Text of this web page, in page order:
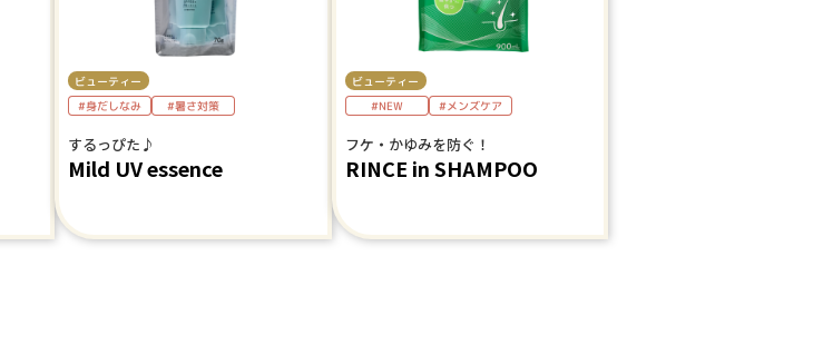
ビューティー
#身だしなみ #暑さ対策
するっぴた♪
Mild UV essence
ビューティー
#NEW #メンズケア
フケ・かゆみを防ぐ！
RINCE in SHAMPOO